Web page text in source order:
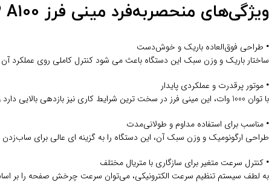
ویژگی‌های منحصربه‌فرد مینی فرز AGP A100
• طراحی فوق‌العاده باریک و خوش‌دست
ساختار باریک و وزن سبک این دستگاه باعث می‌ شود کنترل کاملی روی عملکرد
• موتور پرقدرت و عملکردی پایدار
با توان 1000 وات، این مینی فرز در سخت‌ ترین شرایط کاری نیز بازدهی بالایی دارد و عملکردی پایدار و یکنواخت ارائه می‌دهد.
• مناسب برای استفاده مداوم و طولانی‌مدت
طراحی ارگونومیک و وزن سبک آن، این دستگاه را به گزینه‌ ای عالی برای
• کنترل سرعت متغیر برای سازگاری با متریال مختلف
به لطف سیستم تنظیم سرعت الکترونیکی، می‌توان سرعت چرخش صفحه را بر